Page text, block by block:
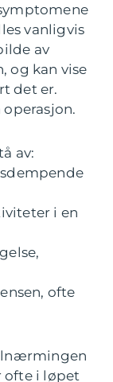
vanligvis
av
og kan vise
det er.
av:
i en
ofte
ofte i løpet